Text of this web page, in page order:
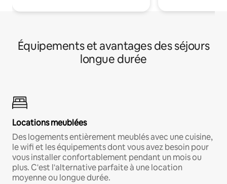
Équipements et avantages des séjours
longue durée
Locations meublées
Des logements entièrement meublés avec une cuisine,
le wifi et les équipements dont vous avez besoin pour
vous installer confortablement pendant un mois ou
plus. C'est l'alternative parfaite à une location
moyenne ou longue durée.